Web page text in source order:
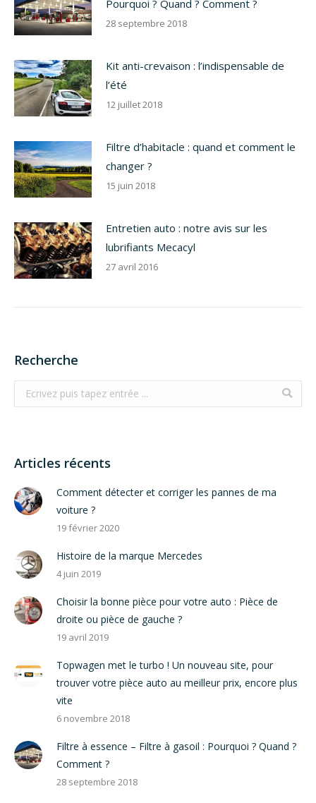
Pourquoi ? Quand ? Comment ?
28 septembre 2018
Kit anti-crevaison : l’indispensable de
l’été
12 juillet 2018
Filtre d’habitacle : quand et comment le
changer ?
15 juin 2018
Entretien auto : notre avis sur les
lubrifiants Mecacyl
27 avril 2016
Recherche
Search:
Articles récents
Comment détecter et corriger les pannes de ma
voiture ?
19 février 2020
Histoire de la marque Mercedes
4 juin 2019
Choisir la bonne pièce pour votre auto : Pièce de
droite ou pièce de gauche ?
19 avril 2019
Topwagen met le turbo ! Un nouveau site, pour
trouver votre pièce auto au meilleur prix, encore plus
vite
6 novembre 2018
Filtre à essence – Filtre à gasoil : Pourquoi ? Quand ?
Comment ?
28 septembre 2018